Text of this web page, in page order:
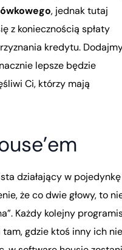
, jednak tutaj
z koniecznością spłaty
kredytu.
lepsze będzie
Ci, którzy mają
działający w pojedynkę
że co dwie głowy, to
Każdy kolejny
gdzie ktoś inny ich nie